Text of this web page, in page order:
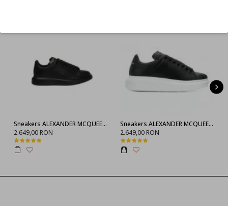
Sneakers ALEXANDER MCQUEEN, Negru full
2.649,00 RON
Sneakers ALEXANDER MCQUEEN, 553770WHGP01000
2.649,00 RON